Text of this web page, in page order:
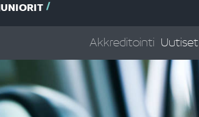
JUNIORIT
Akkreditointi Uutiset